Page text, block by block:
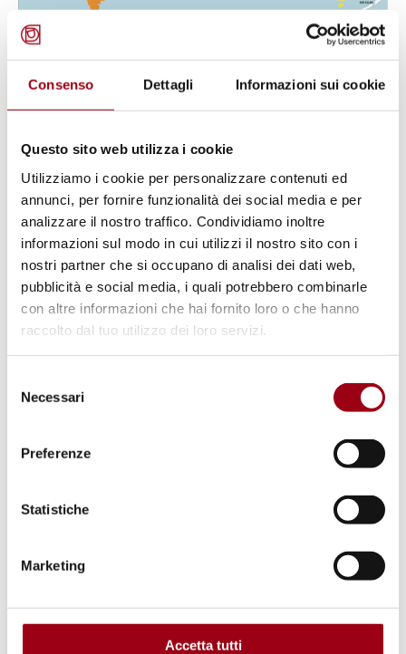
Consenso Dettagli Informazioni sui cookie
Questo sito web utilizza i cookie
Utilizziamo i cookie per personalizzare contenuti ed
annunci, per fornire funzionalità dei social media e per
analizzare il nostro traffico. Condividiamo inoltre
informazioni sul modo in cui utilizzi il nostro sito con i
nostri partner che si occupano di analisi dei dati web,
pubblicità e social media, i quali potrebbero combinarle
con altre informazioni che hai fornito loro o che hanno
raccolto dal tuo utilizzo dei loro servizi.
delNecessari
Preferenze
Statistiche
Marketing
Accetta tutti
DIRITTI UMANI
2020 World Press Freedom Index:
come il corona virus incide sulla
libertà di stampa
24.04.2020
© UNESCO
Nazioni Unite: Giornata mondiale
della libertà di stampa, 3 maggio
2019